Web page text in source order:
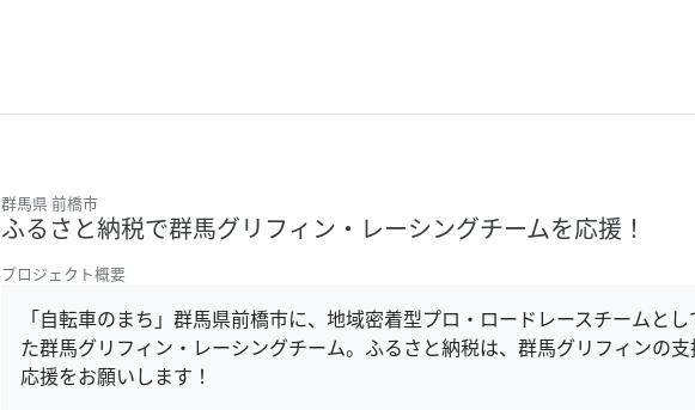
群馬県 前橋市
ふるさと納税で群馬グリフィン・レーシングチームを応援！
プロジェクト概要
「自転車のまち」群馬県前橋市に、地域密着型プロ・ロードレースチームと
た群馬グリフィン・レーシングチーム。ふるさと納税は、群馬グリフィンの支
応援をお願いします！